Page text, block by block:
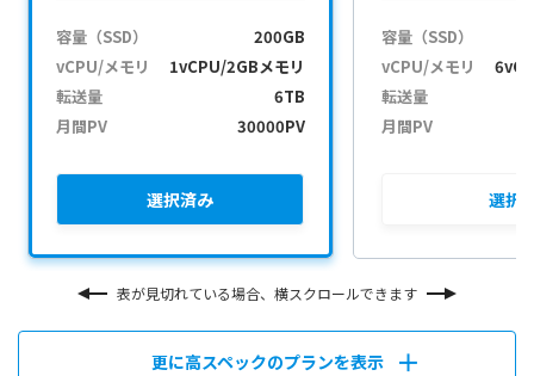
容量（SSD）
200GB
vCPU/メモリ
1vCPU/2GBメモリ
転送量
6TB
月間PV
30000PV
選択済み
容量（SSD）
vCPU/メモリ
転送量
月間PV
選択
表が見切れている場合、横スクロールできます
更に高スペックのプランを表示